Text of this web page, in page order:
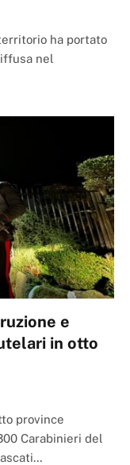
ha portato
nel
e
in otto
province
Carabinieri del